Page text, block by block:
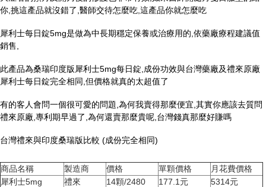
你,挑這產品就沒錯了,醫師交待怎麼吃,這產品你就怎麼吃
犀利士每日錠5mg是做為中長期穩定保養或治療用的,依藥廠療程建議值
銷售,
此產品為桑瑞印度版犀利士5mg每日錠,成份功效與台灣藥廠及禮來原廠
犀利士每日錠完全相同,但價格就真的太超值了
有的客人會問一個很可愛的問題,為何我賣得那麼便宜,其實你應該去質問
禮來原廠,專利期早過了,為何還賣那麼貴呢,台灣錢真那麼好賺嗎
台灣禮來與印度桑瑞版比較 (成份完全相同)
商品名稱 製造商 價格 單顆價格
月花費價格
犀利士5mg
禮來 14顆/2480 177.1元
5314元